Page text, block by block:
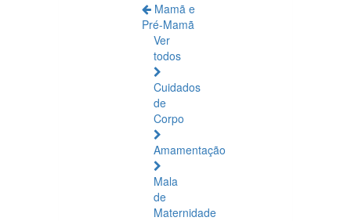
Mamã e
Pré-Mamã
Ver
todos
Cuidados
de
Corpo
Amamentação
Mala
de
Maternidade